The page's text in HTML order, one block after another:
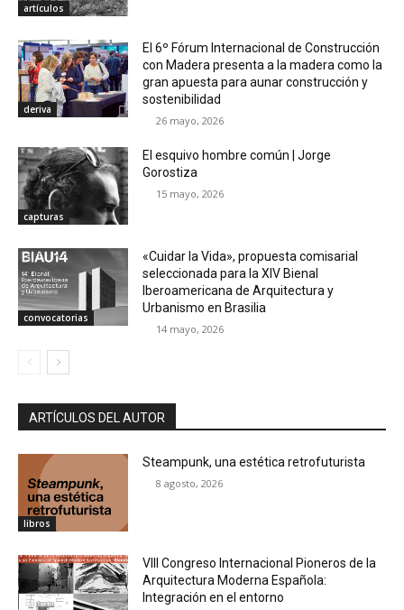
artículos
deriva
El 6º Fórum Internacional de Construcción
con Madera presenta a la madera como la
gran apuesta para aunar construcción y
sostenibilidad
26 mayo, 2026
capturas
El esquivo hombre común | Jorge
Gorostiza
15 mayo, 2026
convocatorias
«Cuidar la Vida», propuesta comisarial
seleccionada para la XIV Bienal
Iberoamericana de Arquitectura y
Urbanismo en Brasilia
14 mayo, 2026
ARTÍCULOS DEL AUTOR
libros
Steampunk, una estética retrofuturista
8 agosto, 2026
VIII Congreso Internacional Pioneros de la
Arquitectura Moderna Española:
Integración en el entorno